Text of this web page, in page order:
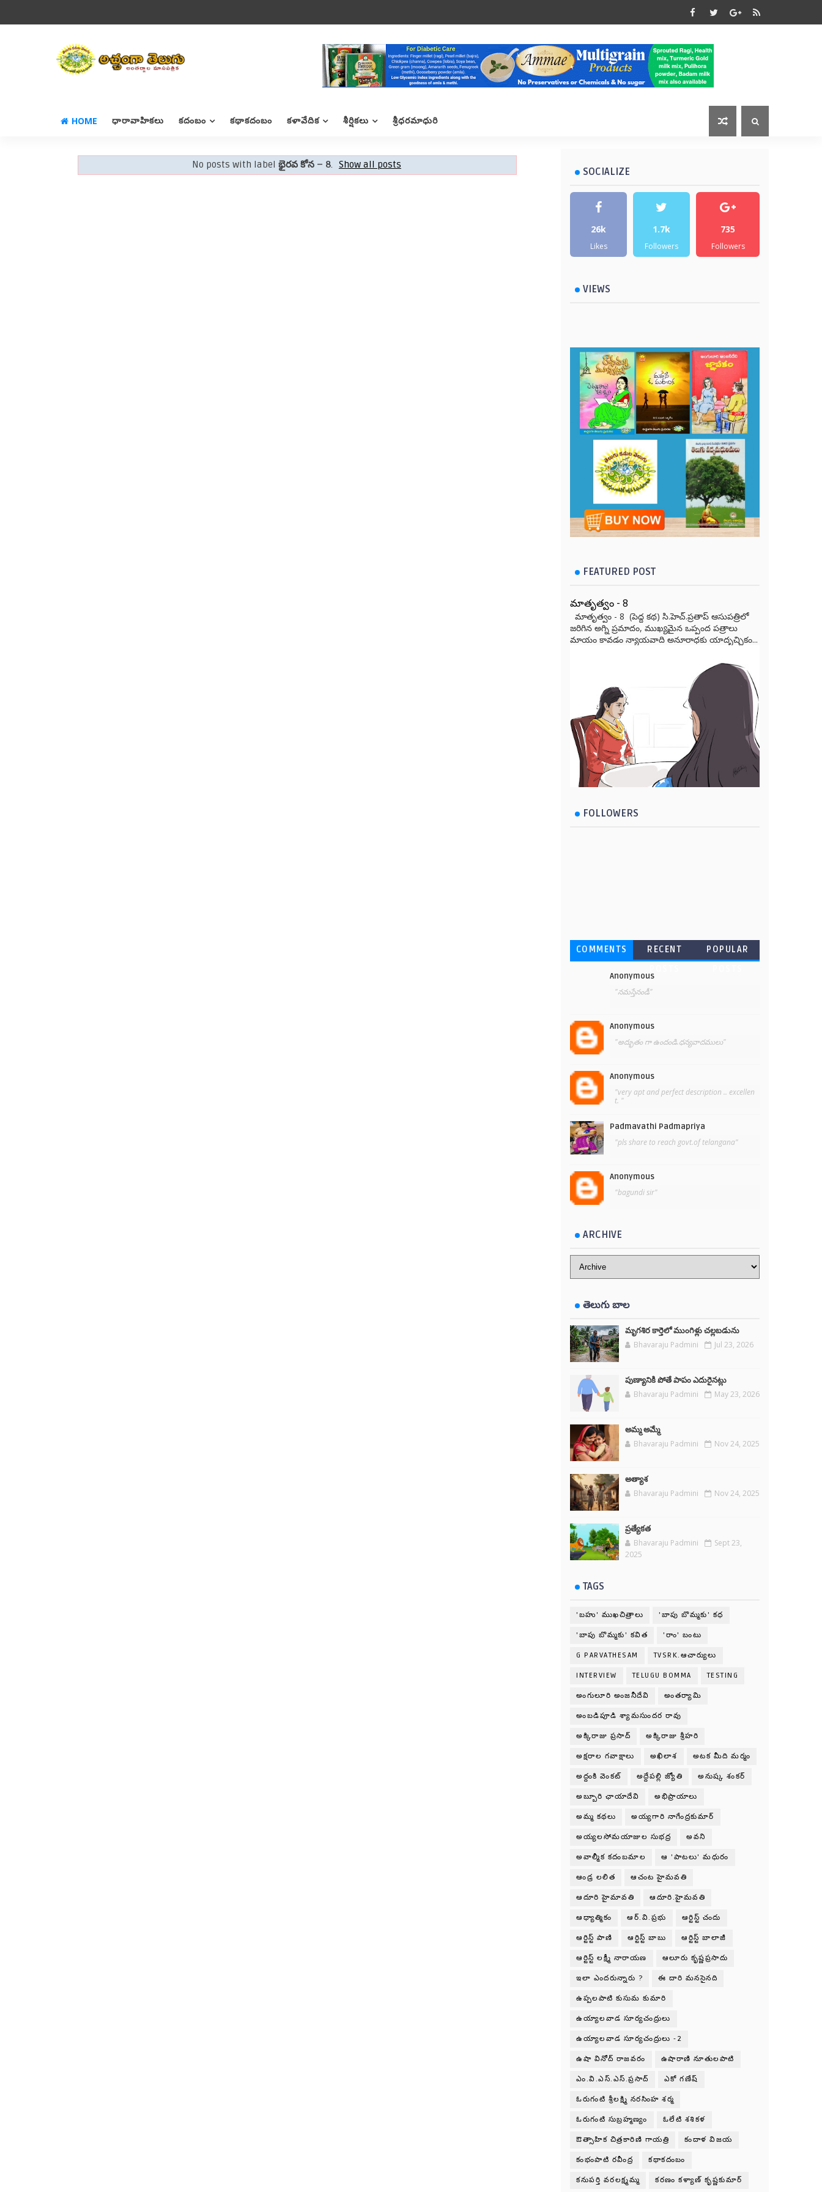
HOME ధారావాహికలు కదంబం కథాకదంబం కళావేదిక శీర్షికలు శ్రీధరమాధురి
No posts with label భైరవ కోన – 8. Show all posts
SOCIALIZE
26k
Likes
1.7k
Followers
735
Followers
VIEWS
FEATURED POST
మాతృత్వం - 8
మాతృత్వం - 8 (పెద్ద కథ) సి.హెచ్.ప్రతాప్ ఆసుపత్రిలో
జరిగిన అగ్ని ప్రమాదం, ముఖ్యమైన ఒప్పంద పత్రాలు
మాయం కావడం న్యాయవాది అనూరాధకు యాదృచ్ఛికం...
FOLLOWERS
COMMENTS
RECENT
POPULAR
Anonymous
"నమస్తేనండీ"
Anonymous
"అద్భుతం గా ఉందండి.ధన్యవాదములు"
Anonymous
"very apt and perfect description .. excellen
t. "
Padmavathi Padmapriya
"pls share to reach govt.of telangana"
Anonymous
"bagundi sir"
ARCHIVE
తెలుగు బాల
మృగశిర కార్తెలో ముంగిళ్లు చల్లబడును
Bhavaraju Padmini Jul 23, 2026
పుణ్యానికి పోతే పాపం ఎదురైనట్లు
Bhavaraju Padmini May 23, 2026
అమ్మ అమ్మే
Bhavaraju Padmini Nov 24, 2025
అత్యాశ
Bhavaraju Padmini Nov 24, 2025
ప్రత్యేకత
Bhavaraju Padmini
Sept 23,
2025
TAGS
'బహు' ముఖచిత్రాలు 'బాపు బొమ్మకు' కధ
'బాపు బొమ్మకు' కవిత 'రాం' బంటు
G PARVATHESAM TVSRK.ఆచార్యులు
INTERVIEW TELUGU BOMMA TESTING
అంగులూరి అంజనీదేవి అంతర్యామి
అంబడిపూడి శ్యామసుందర రావు
అక్కిరాజు ప్రసాద్ అక్కిరాజు శ్రీహరి
అక్షరాల గవాక్షాలు అఖిలాశ అటక మీది మర్మం
అద్దంకి వెంకట్ అద్దేపల్లి జ్యోతి అనుష్క శంకర్
అబ్బూరి ఛాయాదేవి అభిప్రాయాలు
అమ్మ కథలు అయ్యగారి నాగేంద్రకుమార్
అయ్యలసోమయాజుల సుభద్ర అవని
అవాల్మీక కదంబమాల ఆ 'పాటలు' మధురం
ఆండ్ర లలిత ఆచంట హైమవతి
ఆదూరి హైమావతి ఆదూరి.హైమవతి
ఆధ్యాత్మికం ఆర్.వి.ప్రభు ఆర్టిస్ట్ చందు
ఆర్టిస్ట్ పాణి ఆర్టిస్ట్ బాబు ఆర్టిస్ట్ బాలాజీ
ఆర్టిస్ట్ లక్ష్మీ నారాయణ ఆలూరు కృష్ణప్రసాదు
ఇలా ఎందరున్నారు ? ఈ దారి మనసైనది
ఉప్పలపాటి కుసుమ కుమారి
ఉయ్యాలవాడ సూర్యచంద్రులు
ఉయ్యాలవాడ సూర్యచంద్రులు -2
ఉషా వినోద్ రాజవరం ఉషారాణి నూతులపాటి
ఎం.వి.ఎస్.ఎస్.ప్రసాద్ ఎకో గణేష్
ఓరుగంటి శ్రీలక్ష్మి నరసింహ శర్మ
ఓరుగంటి సుబ్రహ్మణ్యం ఓలేటి శశికళ
ఔత్సాహిక చిత్రకారిణి గాయత్రి కందాళ విజయ
కంభంపాటి రవీంద్ర కథాకదంబం
కనుపర్తి వరలక్ష్మమ్మ కరణం కళ్యాణ్ కృష్ణకుమార్